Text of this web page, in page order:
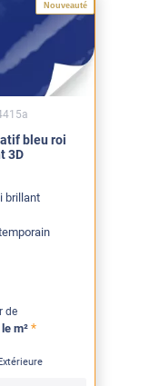
Nouveauté
bleu roi
3D
brillant
de
le m² *